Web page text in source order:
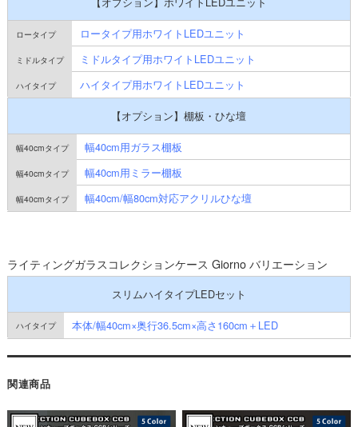
ロータイプ用ホワイトLEDユニット
ミドルタイプ用ホワイトLEDユニット
ハイタイプ用ホワイトLEDユニット
【オプション】棚板・ひな壇
幅40cm用ガラス棚板
幅40cm用ミラー棚板
幅40cm/幅80cm対応アクリルひな壇
ライティングガラスコレクションケース Giorno バリエーション
スリムハイタイプLEDセット
本体/幅40cm×奥行36.5cm×高さ160cm＋LED
関連商品